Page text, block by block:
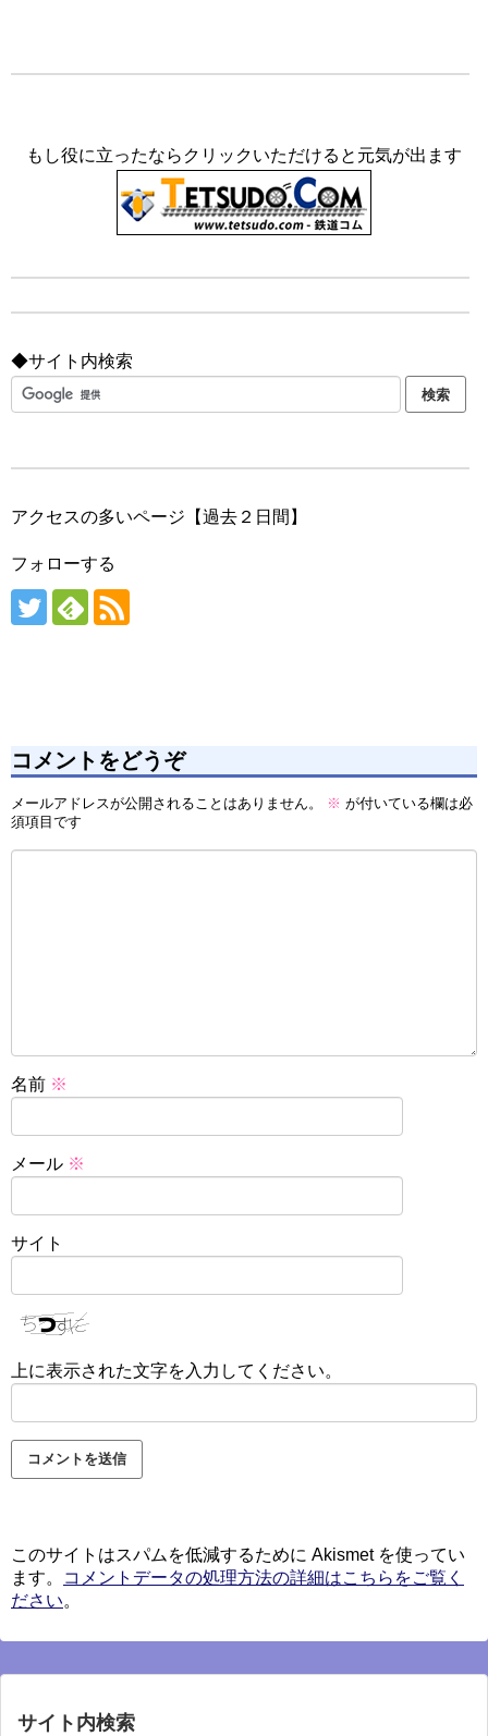
もし役に立ったならクリックいただけると元気が出ます
◆サイト内検索
アクセスの多いページ【過去２日間】
フォローする
コメントをどうぞ
メールアドレスが公開されることはありません。 ※ が付いている欄は必
須項目です
名前 ※
メール ※
サイト
上に表示された文字を入力してください。
このサイトはスパムを低減するために Akismet を使ってい
ます。
コメントデータの処理方法の詳細はこちらをご覧く
ださい。
サイト内検索